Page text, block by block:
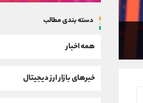
دسته بندی مطالب
همه اخبار
خبرهای بازار ارز دیجیتال